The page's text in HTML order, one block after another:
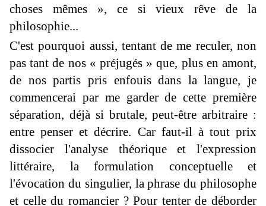
choses mêmes », ce si vieux rêve de la
philosophie...
C'est pourquoi aussi, tentant de me reculer, non
pas tant de nos « préjugés » que, plus en amont,
de nos partis pris enfouis dans la langue, je
commencerai par me garder de cette première
séparation, déjà si brutale, peut-être arbitraire :
entre penser et décrire. Car faut-il à tout prix
dissocier l'analyse théorique et l'expression
littéraire, la formulation conceptuelle et
l'évocation du singulier, la phrase du philosophe
et celle du romancier ? Pour tenter de déborder